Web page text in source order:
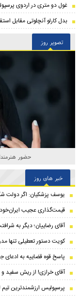
غول دو متری در اردوی
بدل کارلو آنچلوتی مقابل استقلال
تصویر روز
حضور
خبر های روز
یوسف پزشکیان: اگر
قیمت‌گذاری عجیب
آقای رضاییان؛ دیگر به
کویت دستور تعطیلی تنها
پاسخ قوه قضاییه به ادعای
آقای خرازی! از ریش
پرسپولیس ارزشمندترین